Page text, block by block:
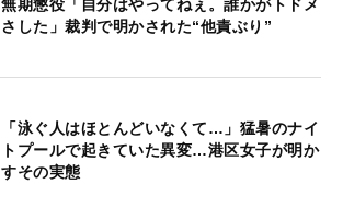
無期懲役「自分はやってねぇ。誰かがトドメ
さした」裁判で明かされた“他責ぶり”
「泳ぐ人はほとんどいなくて…」猛暑のナイ
トプールで起きていた異変…港区女子が明か
すその実態